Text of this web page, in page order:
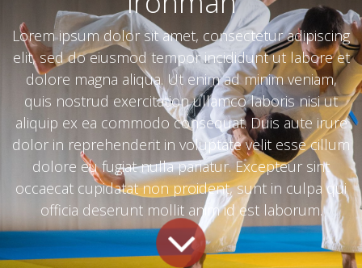
Lorem ipsum dolor sit amet, consectetur adipiscing
elit, sed do eiusmod tempor incididunt ut labore et
dolore magna aliqua. Ut enim ad minim veniam,
quis nostrud exercitation ullamco laboris nisi ut
aliquip ex ea commodo consequat. Duis aute irure
dolor in reprehenderit in voluptate velit esse cillum
dolore eu fugiat nulla pariatur. Excepteur sint
occaecat cupidatat non proident, sunt in culpa qui
officia deserunt mollit anim id est laborum.